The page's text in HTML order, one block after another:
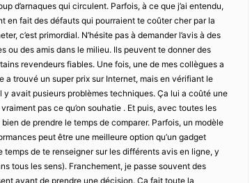
d’arnaques qui circulent. Parfois, à ce que j’ai entendu,
en fait des défauts qui pourraient te coûter cher par la
c’est primordial. N’hésite pas à demander l’avis à des
ou des amis dans le milieu. Ils peuvent te donner des
revendeurs fiables. Une fois, une de mes collègues a
trouvé un super prix sur Internet, mais en vérifiant le
y avait pusieurs problèmes techniques. Ça lui a coûté une
pas ce qu’on souhatie . Et puis, avec toutes les
de prendre le temps de comparer. Parfois, un modèle
peut être une meilleure option qu’un gadget
de te renseigner sur les différents avis en ligne, y
tous les sens). Franchement, je passe souvent des
avant de prendre une décision. Ça fait toute la